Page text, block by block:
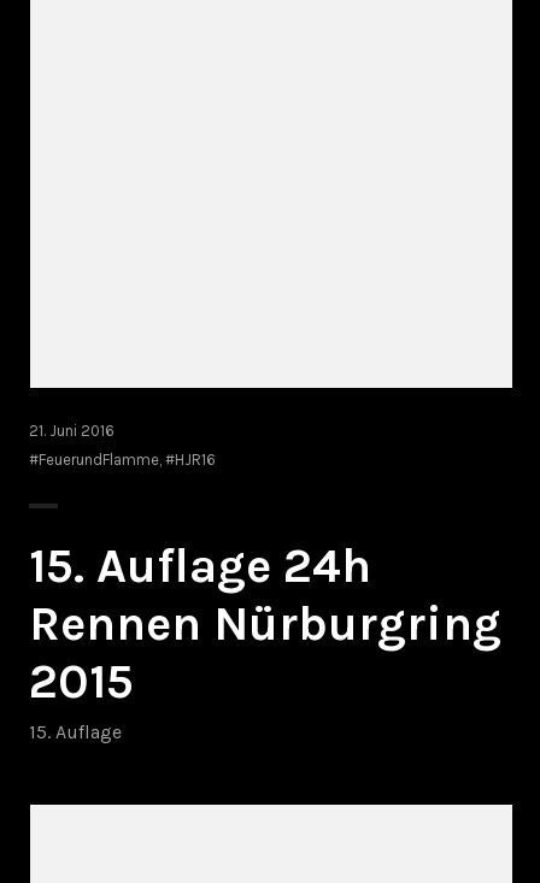
21. Juni 2016
#FeuerundFlamme #HJR16
15. Auflage 24h
Rennen Nürburgring
2015
15. Auflage